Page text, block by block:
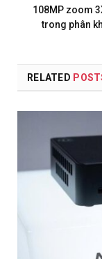
108MP zoom
trong phân
RELATED